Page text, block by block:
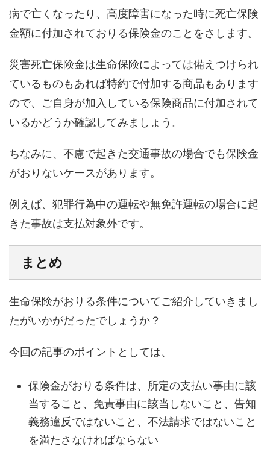
病で亡くなったり、高度障害になった時に死亡保険
金額に付加されておりる保険金のことをさします。
災害死亡保険金は生命保険によっては備えつけられ
ているものもあれば特約で付加する商品もあります
ので、ご自身が加入している保険商品に付加されて
いるかどうか確認してみましょう。
ちなみに、不慮で起きた交通事故の場合でも保険金
がおりないケースがあります。
例えば、犯罪行為中の運転や無免許運転の場合に起
きた事故は支払対象外です。
まとめ
生命保険がおりる条件についてご紹介していきまし
たがいかがだったでしょうか？
今回の記事のポイントとしては、
保険金がおりる条件は、所定の支払い事由に該
当すること、免責事由に該当しないこと、告知
義務違反ではないこと、不法請求ではないこと
を満たさなければならない